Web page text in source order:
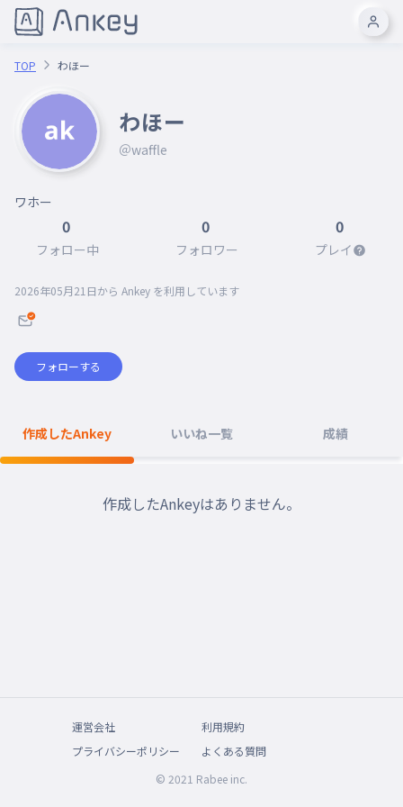
TOP わほー
わほー
＠waffle
ワホー
0
フォロー中
0
フォロワー
0
プレイ
2026年05月21日から Ankey を利用しています
フォローする
作成したAnkey いいね一覧 成績
作成したAnkeyはありません。
運営会社
利用規約
プライバシーポリシー
よくある質問
© 2021 Rabee inc.